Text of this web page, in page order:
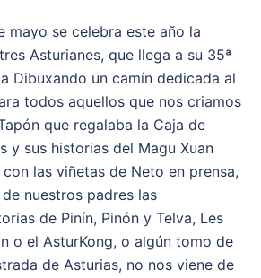
mayo se celebra este año la
Asturianes, que llega a su 35ª
Dibuxando un camín dedicada al
todos aquellos que nos criamos
que regalaba la Caja de
y sus historias del Magu Xuan
las viñetas de Neto en prensa,
nuestros padres las
de Pinín, Pinón y Telva, Les
o el AsturKong, o algún tomo de
de Asturias, no nos viene de